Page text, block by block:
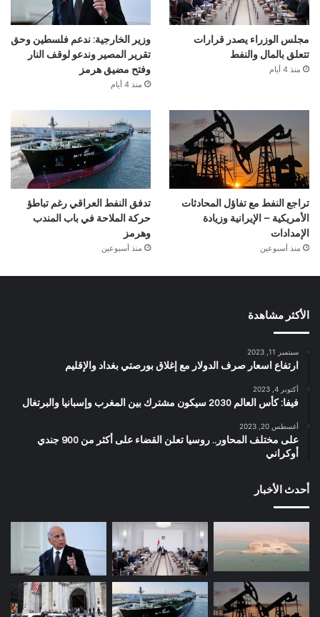
مجلس الوزراء يصدر قرارات
تتعلق بالمال والنفط
منذ 4 أيام
وزير الخارجية: ندعم فلسطين وحق
تقرير المصير وندعو لوقف النار
وفتح مضيق هرمز
منذ 4 أيام
تراجع النفط مع تفاؤل المحادثات
الأمريكية – الإيرانية وزيادة
الإمدادات
منذ أسبوعين
تدفق النفط العراقي رغم تباطؤ
حركة الملاحة في باب المندب
وهرمز
منذ أسبوعين
الأكثر مشاهدة
سبتمبر 11, 2023
ارتفاع اسعار صرف الدولار مع إغلاق بورصتي بغداد والإقليم
أكتوبر 4, 2023
فيفا: كأس العالم 2030 سيكون مشترك بين المغرب وإسبانيا والبرتغال
أغسطس 20, 2023
على مختلف المحاور.. روسيا تعلن القضاء على أكثر من 900 جندي
أوكراني
أحدث الأخبار